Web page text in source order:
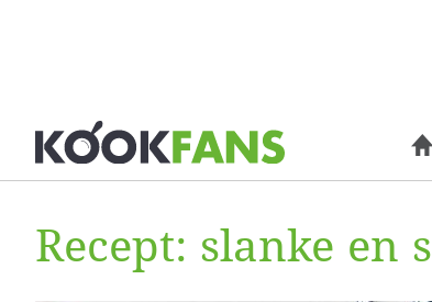
Recept: slanke en